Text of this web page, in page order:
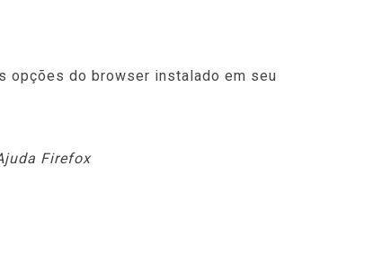
opções do browser instalado em seu
Firefox